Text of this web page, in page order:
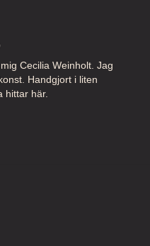
Cecilia Weinholt. Jag
Handgjort i liten
hittar här.